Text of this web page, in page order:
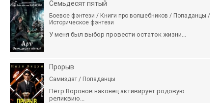
Семьдесят пятый
Боевое фэнтези / Книги про волшебников / Попаданцы /
Историческое фэнтези
У меня был выбор провести остаток жизни...
Прорыв
Самиздат / Попаданцы
Пётр Воронов наконец активирует родовую
реликвию...